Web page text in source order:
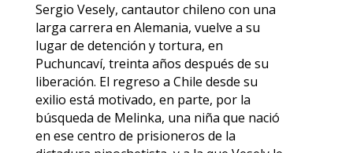
Sergio Vesely, cantautor chileno con una
larga carrera en Alemania, vuelve a su
lugar de detención y tortura, en
Puchuncaví, treinta años después de su
liberación. El regreso a Chile desde su
exilio está motivado, en parte, por la
búsqueda de Melinka, una niña que nació
en ese centro de prisioneros de la